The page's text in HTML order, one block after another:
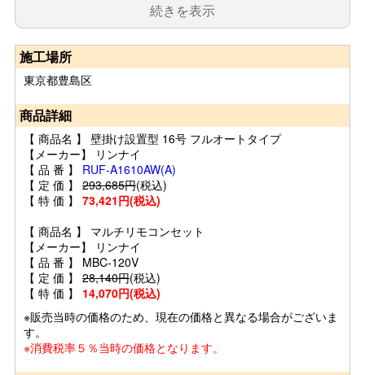
続きを表示
施工場所
東京都豊島区
商品詳細
【 商品名 】 壁掛け設置型 16号 フルオートタイプ
【メーカー】 リンナイ
【 品 番 】 RUF-A1610AW(A)
【 定 価 】 293,685円(税込)
【 特 価 】 73,421円(税込)
【 商品名 】 マルチリモコンセット
【メーカー】 リンナイ
【 品 番 】 MBC-120V
【 定 価 】 28,140円(税込)
【 特 価 】 14,070円(税込)
※販売当時の価格のため、現在の価格と異なる場合がございま
す。
※消費税率５％当時の価格となります。